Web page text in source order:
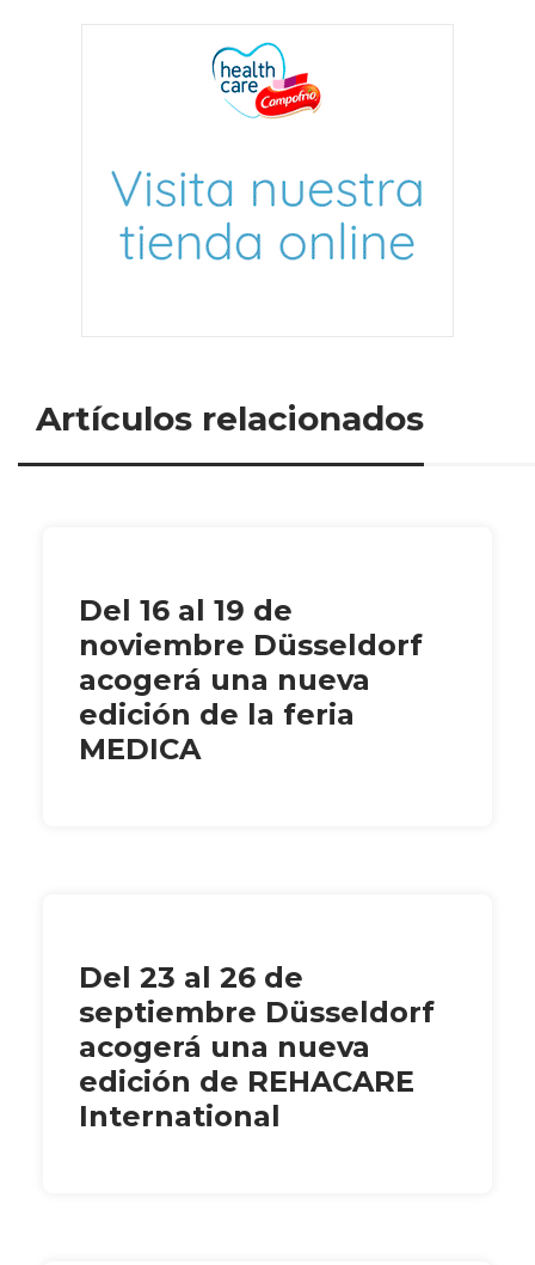
Artículos relacionados
Del 16 al 19 de
noviembre Düsseldorf
acogerá una nueva
edición de la feria
MEDICA
Del 23 al 26 de
septiembre Düsseldorf
acogerá una nueva
edición de REHACARE
International